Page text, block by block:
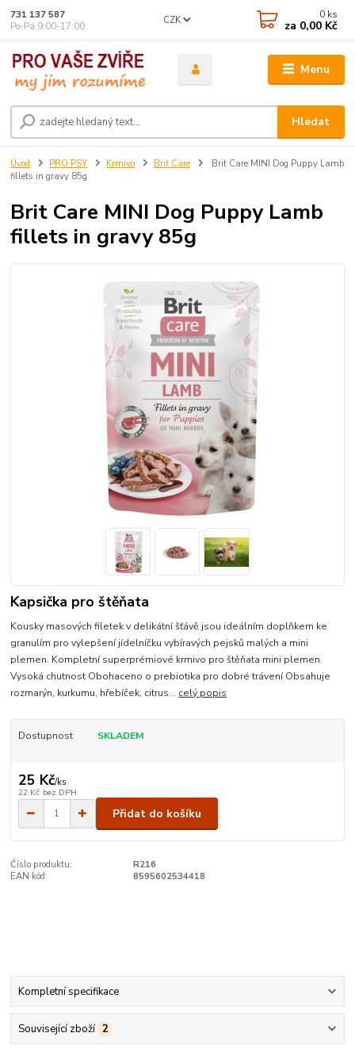
Menu
CZK
Hledat
731 137 587
Po-Pá 9:00-17:00
0 ks
za 0,00 Kč
Úvod PRO PSY Krmivo Brit Care
Brit Care MINI Dog Puppy Lamb
fillets in gravy 85g
Brit Care MINI Dog Puppy Lamb
fillets in gravy 85g
Kapsička pro štěňata
Kousky masových filetek v delikátní šťávě jsou ideálním doplňkem ke
granulím pro vylepšení jídelníčku vybíravých pejsků malých a mini
plemen. Kompletní superprémiové krmivo pro štěňata mini plemen.
Vysoká chutnost Obohaceno o prebiotika pro dobré trávení Obsahuje
rozmarýn, kurkumu, hřebíček, citrus... celý popis
Dostupnost SKLADEM
25 Kč/ks
22 Kč bez DPH
Přidat do košíku
Číslo produktu:
R216
EAN kód:
8595602534418
Kompletní specifikace
Související zboží 2